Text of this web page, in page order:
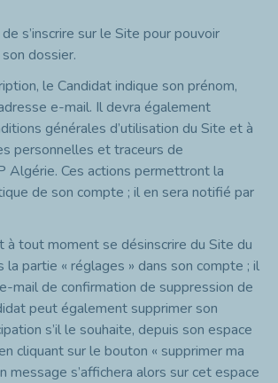
s’inscrire sur le Site pour pouvoir
dossier.
le Candidat indique son prénom,
e-mail. Il devra également
générales d’utilisation du Site et à
personnelles et traceurs de
Algérie. Ces actions permettront la
de son compte ; il en sera notifié par
à tout moment se désinscrire du Site du
la partie « réglages » dans son compte ; il
mail de confirmation de suppression de
peut également supprimer son
s’il le souhaite, depuis son espace
cliquant sur le bouton « supprimer ma
message s’affichera alors sur cet espace